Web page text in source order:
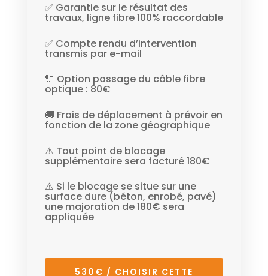
✅ Garantie sur le résultat des
travaux, ligne fibre 100% raccordable
✅ Compte rendu d’intervention
transmis par e-mail
🔌 Option passage du câble fibre
optique : 80€
🚚 Frais de déplacement à prévoir en
fonction de la zone géographique
⚠️ Tout point de blocage
supplémentaire sera facturé 180€
⚠️ Si le blocage se situe sur une
surface dure (béton, enrobé, pavé)
une majoration de 180€ sera
appliquée
530€ / CHOISIR CETTE